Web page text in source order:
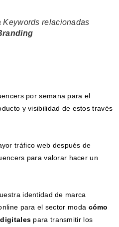
relacionadas
por semana para el
y visibilidad de estos través
tráfico web después de
para valorar hacer un
identidad de marca
para el sector moda cómo
para transmitir los